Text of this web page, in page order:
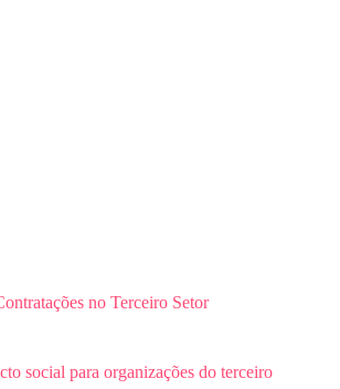
no Terceiro Setor